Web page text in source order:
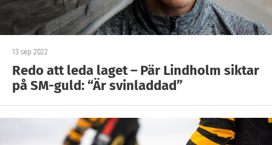
13 sep 2022
Redo att leda laget – Pär Lindholm siktar
på SM-guld: “Är svinladdad”